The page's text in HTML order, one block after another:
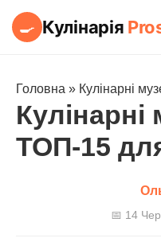
🍳 Кулінарія
Головна » Кулінарні
Кулінарні
ТОП-15
📅 14